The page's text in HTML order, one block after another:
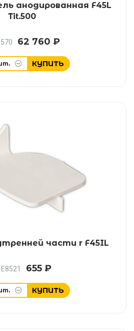
анодированная F45L
Tit.500
62 760 ₽
КУПИТЬ
части r F45IL
E8521 655 ₽
КУПИТЬ